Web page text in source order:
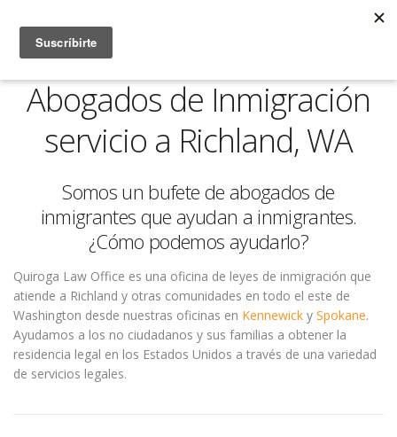
Abogados de Inmigración
servicio a Richland, WA
Somos un bufete de abogados de
inmigrantes que ayudan a inmigrantes.
¿Cómo podemos ayudarlo?
Quiroga Law Office es una oficina de leyes de inmigración que
atiende a Richland y otras comunidades en todo el este de
Washington desde nuestras oficinas en Kennewick y Spokane.
Ayudamos a los no ciudadanos y sus familias a obtener la
residencia legal en los Estados Unidos a través de una variedad
de servicios legales.